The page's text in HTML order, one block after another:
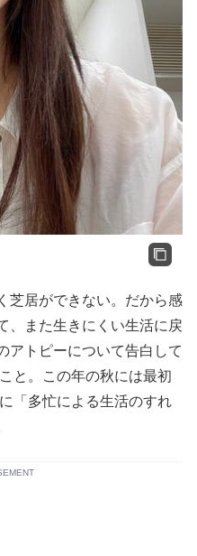
芝居ができない。だから感
、また生きにくい生活に戻
アトピーについて告白して
と。この年の秋には最初
「多忙による生活のすれ